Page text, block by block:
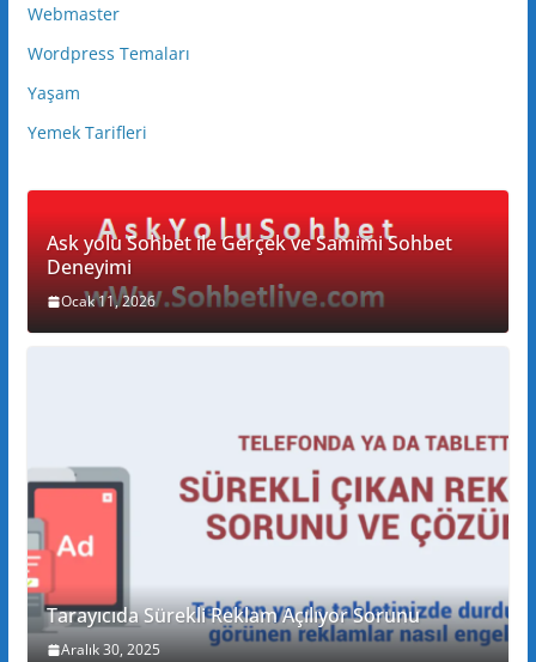
Webmaster
Wordpress Temaları
Yaşam
Yemek Tarifleri
Ask yolu Sohbet ile Gerçek ve Samimi Sohbet
Deneyimi
Ocak 11, 2026
Tarayıcıda Sürekli Reklam Açılıyor Sorunu
Aralık 30, 2025